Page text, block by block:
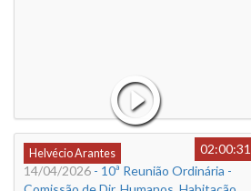
Helvécio Arantes
02:00:31
14/04/2026 - 10ª Reunião Ordinária -